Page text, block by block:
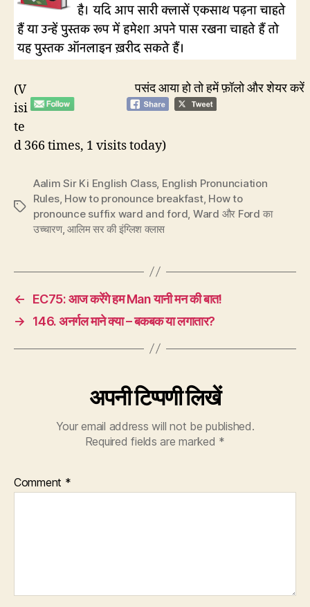
पसंद आया हो तो हमें फ़ॉलो और शेयर करें
(V
isi
te
d 366 times, 1 visits today)
Tags
Aalim Sir Ki English Class, English Pronunciation
Rules, How to pronounce breakfast, How to
pronounce suffix ward and ford Ward और Ford का
उच्चारण,आलिम सर की इंग्लिश क्लास
←
EC75: आज करेंगे हम Man यानी मन की बात!
→
146. अनर्गल माने क्या – बकबक या लगातार?
अपनी टिप्पणी लिखें
Your email address will not be published.
Required fields are marked *
Comment *